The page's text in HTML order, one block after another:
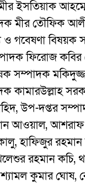
ইসতিয়াক
মীর তৌফিক
গবেষণা বিষয়ক
ফিরোজ কবির
সম্পাদক
কামারউল্লাহ
উপ-দপ্তর
আওয়াল, আশরাফ
হাফিজুর
রহমান কচি,
কুমার ঘোষ,